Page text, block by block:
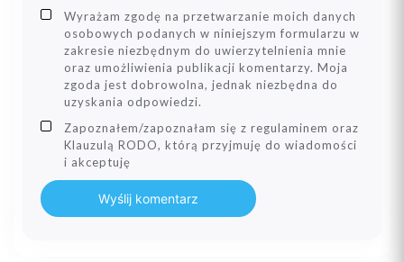
Wyrażam zgodę na przetwarzanie moich danych
osobowych podanych w niniejszym formularzu w
zakresie niezbędnym do uwierzytelnienia mnie
oraz umożliwienia publikacji komentarzy. Moja
zgoda jest dobrowolna, jednak niezbędna do
uzyskania odpowiedzi.
Zapoznałem/zapoznałam się z regulaminem oraz
Klauzulą RODO, którą przyjmuję do wiadomości
i akceptuję
Wyślij komentarz